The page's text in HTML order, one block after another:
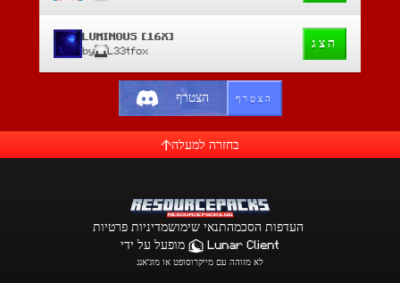
LUMINOUS [16X]
by L33tfox
הצג
הצטרף הצטרף
בחזרה למעלה
מדיניות פרטיותתנאי שימושהעדפות הסכמה
Lunar Client
לא מזוהה עם מייקרוסופט או מוג'אנג